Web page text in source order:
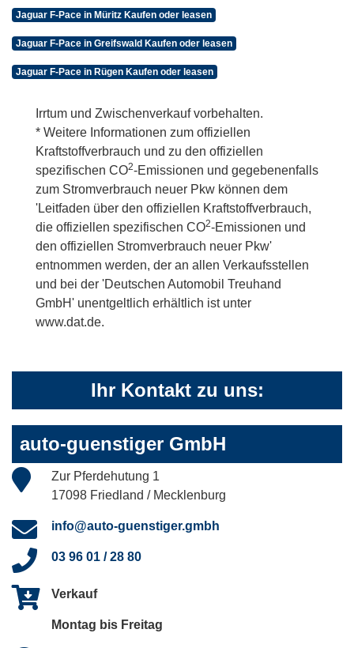
Jaguar F-Pace in Müritz Kaufen oder leasen
Jaguar F-Pace in Greifswald Kaufen oder leasen
Jaguar F-Pace in Rügen Kaufen oder leasen
Irrtum und Zwischenverkauf vorbehalten.
* Weitere Informationen zum offiziellen
Kraftstoffverbrauch und zu den offiziellen
spezifischen CO2-Emissionen und gegebenenfalls
zum Stromverbrauch neuer Pkw können dem
'Leitfaden über den offiziellen Kraftstoffverbrauch,
die offiziellen spezifischen CO2-Emissionen und
den offiziellen Stromverbrauch neuer Pkw'
entnommen werden, der an allen Verkaufsstellen
und bei der 'Deutschen Automobil Treuhand
GmbH' unentgeltlich erhältlich ist unter
www.dat.de.
Ihr Kontakt zu uns:
auto-guenstiger GmbH
Zur Pferdehutung 1
17098 Friedland / Mecklenburg
info@auto-guenstiger.gmbh
03 96 01 / 28 80
Verkauf
Montag bis Freitag